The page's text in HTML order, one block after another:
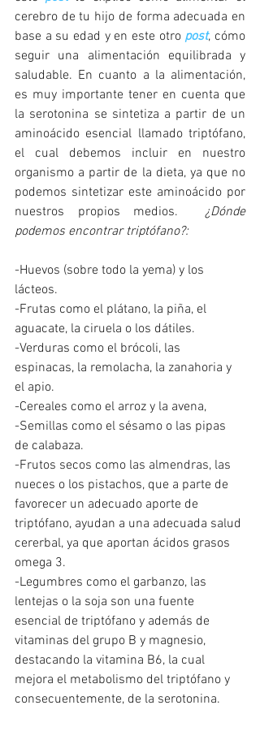
cerebro de tu hijo de forma adecuada en
base a su edad y en este otro post, cómo
seguir una alimentación equilibrada y
saludable. En cuanto a la alimentación,
es muy importante tener en cuenta que
la serotonina se sintetiza a partir de un
aminoácido esencial llamado triptófano,
el cual debemos incluir en nuestro
organismo a partir de la dieta, ya que no
podemos sintetizar este aminoácido por
nuestros propios medios.
¿Dónde
podemos encontrar triptófano?:
-Huevos (sobre todo la yema) y los
lácteos.
-Frutas como el plátano, la piña, el
aguacate, la ciruela o los dátiles.
-Verduras como el brócoli, las
espinacas, la remolacha, la zanahoria y
el apio.
-Cereales como el arroz y la avena,
-Semillas como el sésamo o las pipas
de calabaza.
-Frutos secos como las almendras, las
nueces o los pistachos, que a parte de
favorecer un adecuado aporte de
triptófano, ayudan a una adecuada salud
cererbal, ya que aportan ácidos grasos
omega 3.
-Legumbres como el garbanzo, las
lentejas o la soja son una fuente
esencial de triptófano y además de
vitaminas del grupo B y magnesio,
destacando la vitamina B6, la cual
mejora el metabolismo del triptófano y
consecuentemente, de la serotonina.